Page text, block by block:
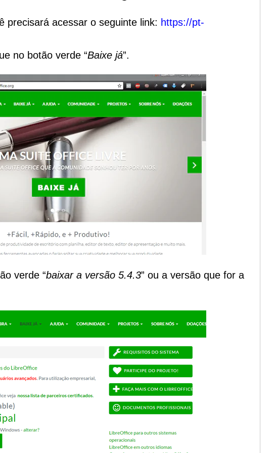
precisará acessar o seguinte link: https://pt-
no botão verde “Baixe já”.
verde “baixar a versão 5.4.3” ou a versão que for a